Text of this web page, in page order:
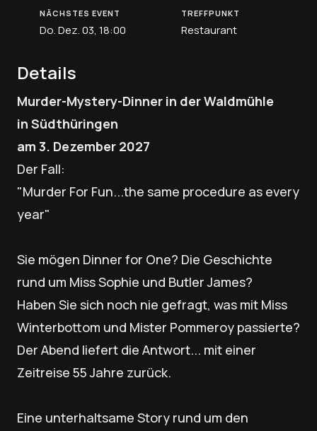
NÄCHSTES EVENT
Do. Dez. 03, 18:00
TREFFPUNKT
Restaurant
Details
Murder-Mystery-Dinner in der Waldmühle
in Südthüringen
am 3. Dezember 2027
Der Fall:
"Murder For Fun...the same procedure as every
year"
Sie mögen Dinner for One? Die Geschichte
rund um Miss Sophie und Butler James?
Haben Sie sich noch nie gefragt, was mit Miss
Winterbottom und Mister Pommeroy passierte?
Der Abend liefert die Antwort... mit einer
Zeitreise 55 Jahre zurück.
Eine unterhaltsame Story rund um den